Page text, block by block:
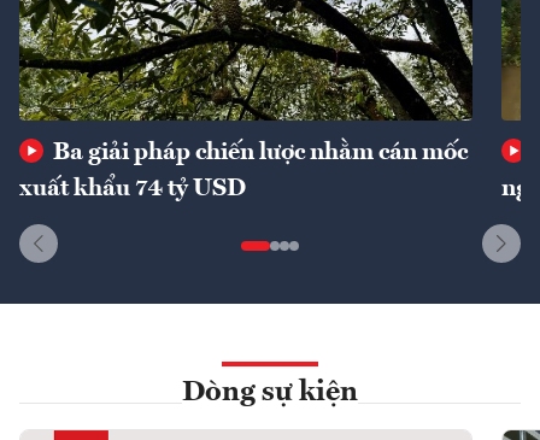
Ba giải pháp chiến lược nhằm cán mốc
xuất khẩu 74 tỷ USD
Dòng sự kiện